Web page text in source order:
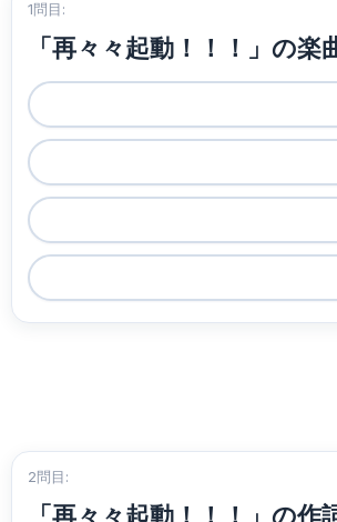
1問目:
「再々々起動！！！」の
2問目:
「再々々起動！！！」の